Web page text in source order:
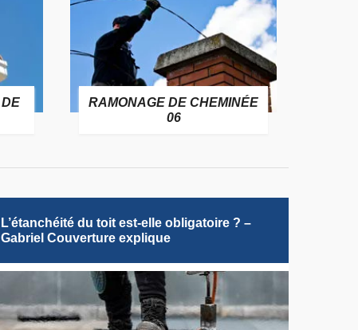
RAMONAGE DE CHEMINÉE
06
L’étanchéité du toit est-elle obligatoire ? –
Gabriel Couverture explique